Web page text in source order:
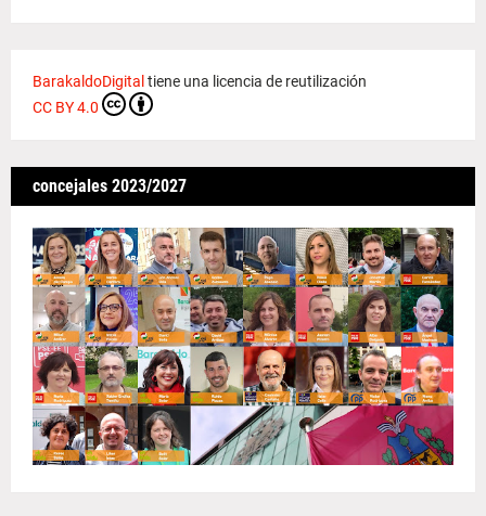
BarakaldoDigital tiene una licencia de reutilización
CC BY 4.0
concejales 2023/2027